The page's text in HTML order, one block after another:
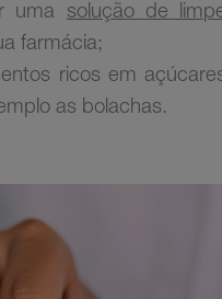
uma solução de
farmácia;
ricos em
as bolachas.